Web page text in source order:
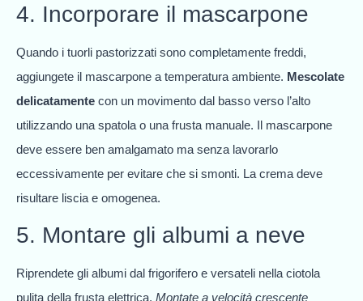
4. Incorporare il mascarpone
Quando i tuorli pastorizzati sono completamente freddi,
aggiungete il mascarpone a temperatura ambiente. Mescolate
delicatamente con un movimento dal basso verso l’alto
utilizzando una spatola o una frusta manuale. Il mascarpone
deve essere ben amalgamato ma senza lavorarlo
eccessivamente per evitare che si smonti. La crema deve
risultare liscia e omogenea.
5. Montare gli albumi a neve
Riprendete gli albumi dal frigorifero e versateli nella ciotola
pulita della frusta elettrica. Montate a velocità crescente